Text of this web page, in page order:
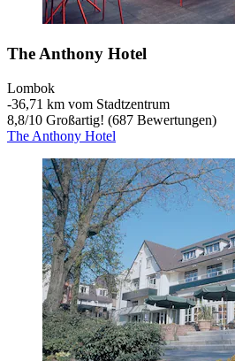
The Anthony Hotel
Lombok
‐36,71 km vom Stadtzentrum
8,8/10 Großartig! (687 Bewertungen)
The Anthony Hotel